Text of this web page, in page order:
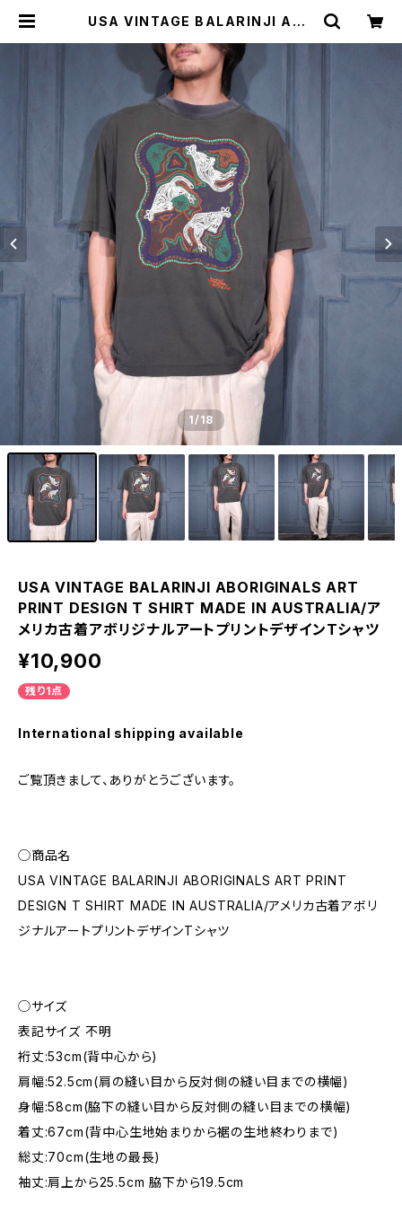
USA VINTAGE BALARINJI ABO
T SHIRT MADE IN AUSTRALIA/
アメリカ古着アボリジナルアートプリ
ントデザインTシャツ | Titti Vintag
e
1/18
USA VINTAGE BALARINJI ABORIGINALS ART
PRINT DESIGN T SHIRT MADE IN AUSTRALIA/ア
メリカ古着アボリジナルアートプリントデザインTシャツ
¥10,900
残り1点
International shipping available
ご覧頂きまして、ありがとうございます。
◯商品名
USA VINTAGE BALARINJI ABORIGINALS ART PRINT
DESIGN T SHIRT MADE IN AUSTRALIA/アメリカ古着アボリ
ジナルアートプリントデザインTシャツ
◯サイズ
表記サイズ 不明
裄丈:53cm(背中心から)
肩幅:52.5cm(肩の縫い目から反対側の縫い目までの横幅)
身幅:58cm(脇下の縫い目から反対側の縫い目までの横幅)
着丈:67cm(背中心生地始まりから裾の生地終わりまで)
総丈:70cm(生地の最長)
袖丈:肩上から25.5cm 脇下から19.5cm